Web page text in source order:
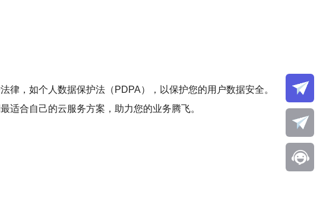
，如个人数据保护法（PDPA），以保护您的用户数据安全。
适合自己的云服务方案，助力您的业务腾飞。